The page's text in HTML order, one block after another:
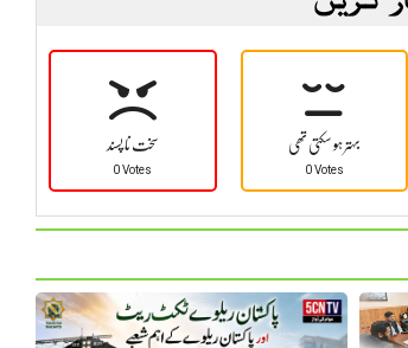
سخت نا پسند
0 Votes
بہتر ہو سکتی تھی
0 Votes